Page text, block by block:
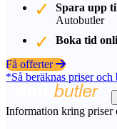
Spara upp
Autobutler
Boka tid
Få offerter
*Så beräknas priser och
Information kring priser